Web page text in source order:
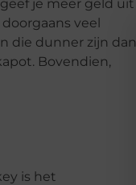
je meer geld uit
veel
die dunner zijn dan
Bovendien,
is het